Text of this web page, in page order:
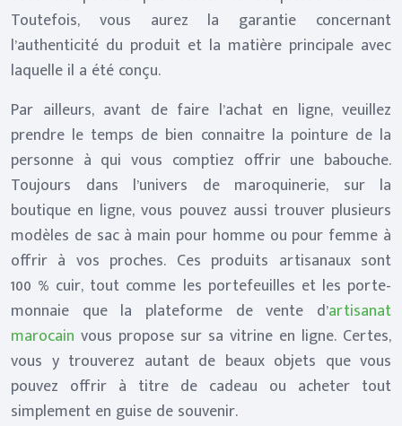
Toutefois, vous aurez la garantie concernant
l’authenticité du produit et la matière principale avec
laquelle il a été conçu.
Par ailleurs, avant de faire l’achat en ligne, veuillez
prendre le temps de bien connaitre la pointure de la
personne à qui vous comptiez offrir une babouche.
Toujours dans l’univers de maroquinerie, sur la
boutique en ligne, vous pouvez aussi trouver plusieurs
modèles de sac à main pour homme ou pour femme à
offrir à vos proches. Ces produits artisanaux sont
100 % cuir, tout comme les portefeuilles et les porte-
monnaie que la plateforme de vente d’artisanat
marocain vous propose sur sa vitrine en ligne. Certes,
vous y trouverez autant de beaux objets que vous
pouvez offrir à titre de cadeau ou acheter tout
simplement en guise de souvenir.